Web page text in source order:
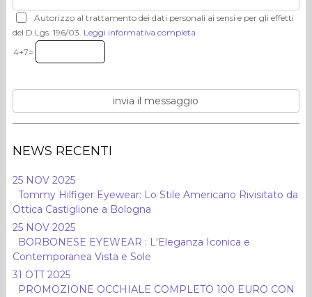
Autorizzo al trattamento dei dati personali ai sensi e per gli effetti
del D.Lgs. 196/03. Leggi informativa completa
4+7=
NEWS RECENTI
25 NOV 2025
Tommy Hilfiger Eyewear: Lo Stile Americano Rivisitato da
Ottica Castiglione a Bologna
25 NOV 2025
BORBONESE EYEWEAR : L'Eleganza Iconica e
Contemporanea Vista e Sole
31 OTT 2025
PROMOZIONE OCCHIALE COMPLETO 100 EURO CON